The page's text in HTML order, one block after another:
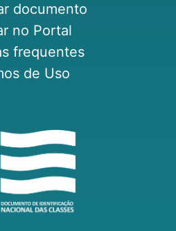
documento
no Portal
frequentes
de Uso